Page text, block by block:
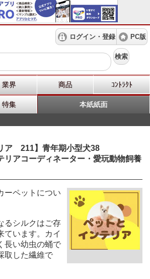
ログイン・登録 PC版
検索
業界 商品 ｺﾝﾄﾗｸﾄ
特集 本紙紙面
ア 211】青年期小型犬38
アコーディネーター・愛玩動物飼養
ペットについ
るシルクはご存
ています。カイ
長い幼虫の蛹で
取した繊維で